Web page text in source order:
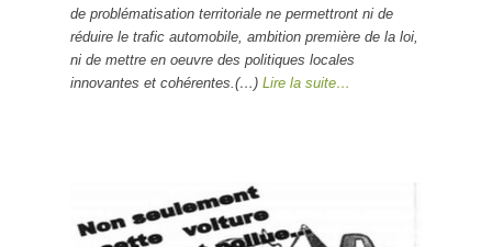
de problématisation territoriale ne permettront ni de
réduire le trafic automobile, ambition première de la loi,
ni de mettre en oeuvre des politiques locales
innovantes et cohérentes.(…) Lire la suite…